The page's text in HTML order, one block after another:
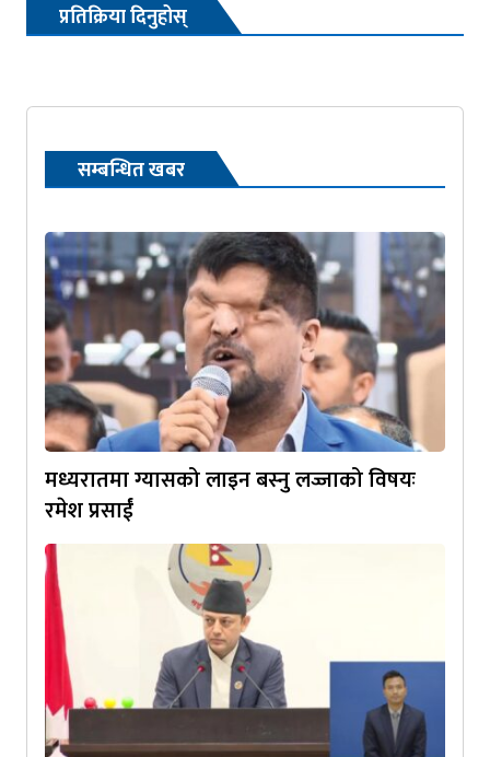
प्रतिक्रिया दिनुहोस्
सम्बन्धित खबर
मध्यरातमा ग्यासको लाइन बस्नु लज्जाको विषयः
रमेश प्रसाईं